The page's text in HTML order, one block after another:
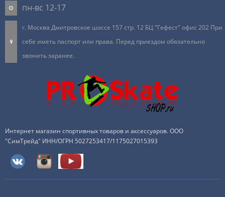
пн-вс 12-17
г. Москва Дмитровское шоссе 157 стр. 12 БЦ "Гефест" офис 202 При
себе иметь паспорт или права. Перед приездом обязательно
звонить заранее.
Интернет магазин спортивных товаров и аксессуаров. ООО
"СимТрейд" ИНН/ОГРН 5027253417/1175027015393